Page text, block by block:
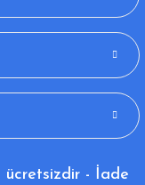
ücretsizdir - İade